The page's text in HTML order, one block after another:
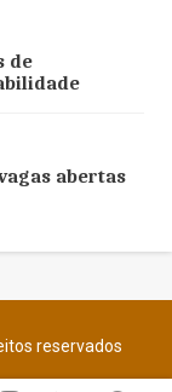
de
abertas
reservados